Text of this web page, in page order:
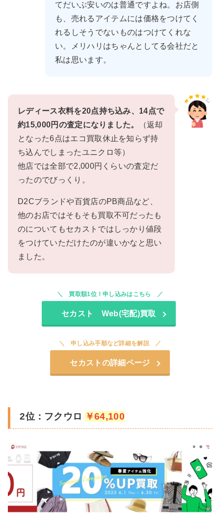
てだいぶ安いのは普通ですよね。お店側
も、売れるアイテムには価格をつけてく
れるしそうでないものはつけてくれな
い。メリハリはちゃんとしてる会社だと
私は思います。
レディース衣料を20点持ち込み、14点で
約15,000円の査定になりました。
（返却
となった6点はエコ買取休止を知らず持
ち込んでしまったユニクロ等）
他店では全部で2,000円くらいの査定だ
ったのでびっくり。
D2Cブランドや百貨店のPB商品など、
他のお店ではそもそも買取不可だったも
のについてもセカストではしっかり値段
をつけていただけたのが違いかなと思い
ました。
買取額1位！申し込みはこちら
セカスト Web(宅配)買取
申し込み手順など詳細を解説
セカストの詳細ページ
2位：フクウロ ￥64,100